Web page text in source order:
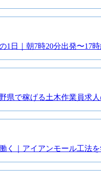
1日｜朝7時20分出発〜17
県で稼げる土木作業員求
く｜アイアンモール工法